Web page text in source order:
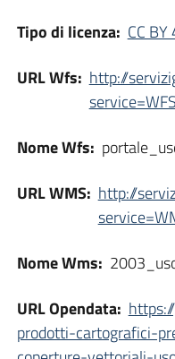
Tipo di licenza: CC
URL Wfs: http://
Nome Wfs:
URL WMS: http://
Nome Wms:
URL Opendata:
prodotti-cartografici-